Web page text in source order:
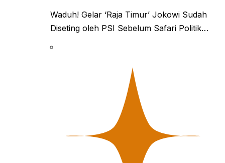
Waduh! Gelar ‘Raja Timur’ Jokowi Sudah
Diseting oleh PSI Sebelum Safari Politik…